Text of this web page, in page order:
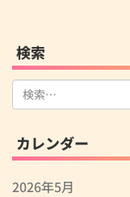
検索
検
索:
カレンダー
2026年5月